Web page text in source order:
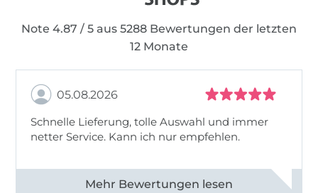
Note 4.87 / 5 aus 5288 Bewertungen der letzten
12 Monate
05.08.2026
Schnelle Lieferung, tolle Auswahl und immer
netter Service. Kann ich nur empfehlen.
Alle 82930 Bewertungen ansehen